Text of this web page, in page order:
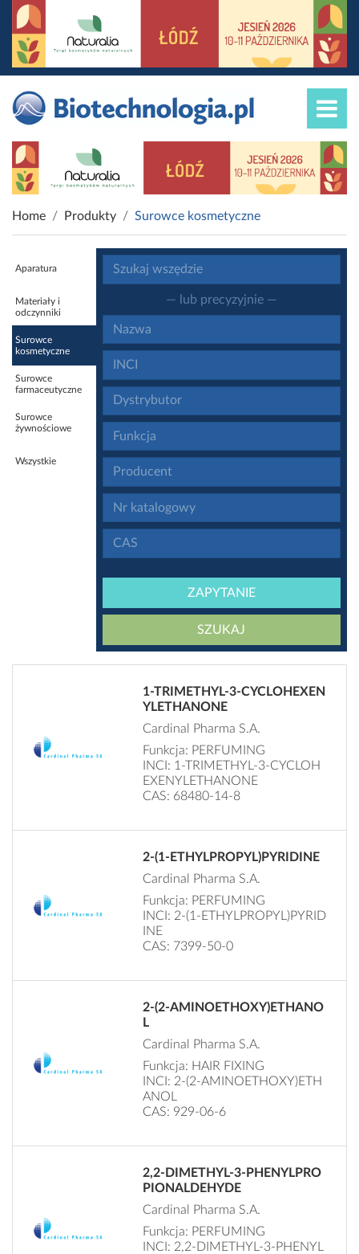
Home Produkty Surowce kosmetyczne
Aparatura
Materiały i
odczynniki
Surowce
kosmetyczne
Surowce
farmaceutyczne
Surowce
żywnościowe
Wszystkie
— lub precyzyjnie —
ZAPYTANIE
SZUKAJ
1-TRIMETHYL-3-CYCLOHEXEN
YLETHANONE
Cardinal Pharma S.A.
Funkcja: PERFUMING
INCI: 1-TRIMETHYL-3-CYCLOH
EXENYLETHANONE
CAS: 68480-14-8
2-(1-ETHYLPROPYL)PYRIDINE
Cardinal Pharma S.A.
Funkcja: PERFUMING
INCI: 2-(1-ETHYLPROPYL)PYRID
INE
CAS: 7399-50-0
2-(2-AMINOETHOXY)ETHANO
L
Cardinal Pharma S.A.
Funkcja: HAIR FIXING
INCI: 2-(2-AMINOETHOXY)ETH
ANOL
CAS: 929-06-6
2,2-DIMETHYL-3-PHENYLPRO
PIONALDEHYDE
Cardinal Pharma S.A.
Funkcja: PERFUMING
INCI: 2,2-DIMETHYL-3-PHENYL